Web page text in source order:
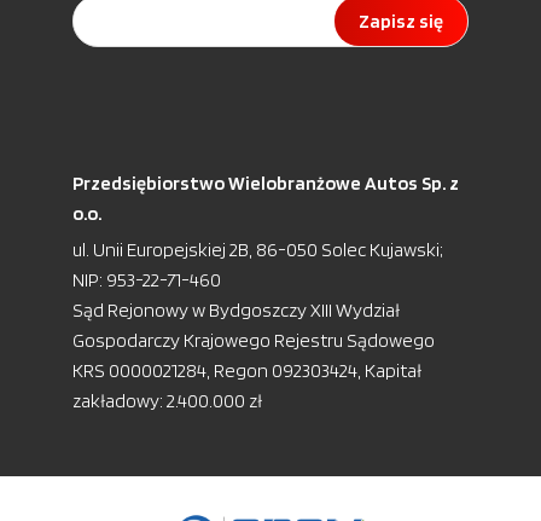
Zapisz się
Przedsiębiorstwo Wielobranżowe Autos Sp. z
o.o.
ul. Unii Europejskiej 2B, 86-050 Solec Kujawski;
NIP: 953-22-71-460
Sąd Rejonowy w Bydgoszczy XIII Wydział
Gospodarczy Krajowego Rejestru Sądowego
KRS 0000021284, Regon 092303424, Kapitał
zakładowy: 2.400.000 zł